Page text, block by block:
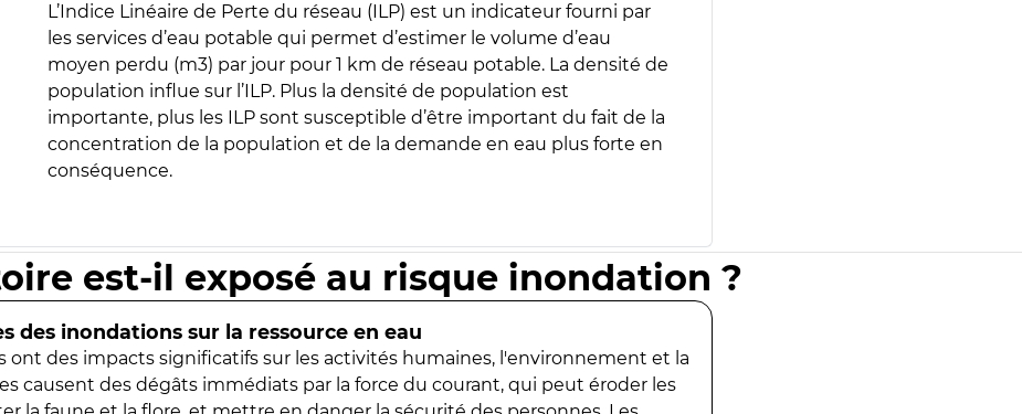
L’Indice Linéaire de Perte du réseau (ILP) est un indicateur fourni par
les services d’eau potable qui permet d’estimer le volume d’eau
moyen perdu (m3) par jour pour 1 km de réseau potable. La densité de
population influe sur l’ILP. Plus la densité de population est
importante, plus les ILP sont susceptible d’être important du fait de la
concentration de la population et de la demande en eau plus forte en
conséquence.
est-il exposé au risque inondation ?
des inondations sur la ressource en eau
ont des impacts significatifs sur les activités humaines, l'environnement et la
causent des dégâts immédiats par la force du courant, qui peut éroder les